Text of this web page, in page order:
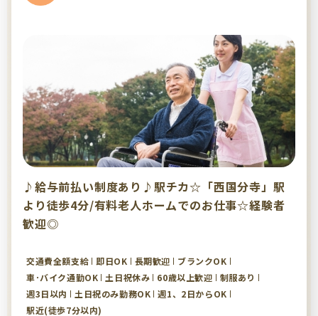
♪給与前払い制度あり♪駅チカ☆「西国分寺」駅
より徒歩4分/有料老人ホームでのお仕事☆経験者
歓迎◎
交通費全額支給 即日OK 長期歓迎
ブランクOK
車･バイク通勤OK
土日祝休み 60歳以上歓迎
制服あり
週3日以内
土日祝のみ勤務OK
週1、2日からOK
駅近(徒歩7分以内)